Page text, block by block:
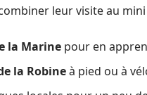
leur visite au
la Marine pour en
la Robineà pied ou à